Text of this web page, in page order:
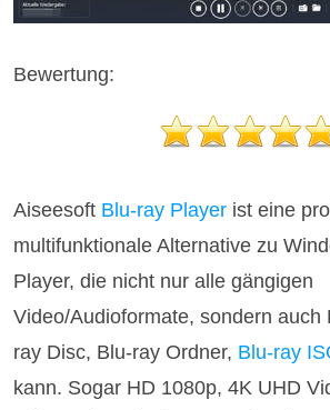
Bewertung:
Aiseesoft Blu-ray Player ist eine
multifunktionale Alternative zu
Player, die nicht nur alle gängigen
Video/Audioformate, sondern auch
ray Disc, Blu-ray Ordner, Blu-ray
kann. Sogar HD 1080p, 4K UHD